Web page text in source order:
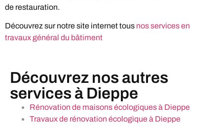
de restauration.
Découvrez sur notre site internet tous nos services en
travaux général du bâtiment
Découvrez nos autres
services à Dieppe
Rénovation de maisons écologiques à Dieppe
Travaux de rénovation écologique à Dieppe